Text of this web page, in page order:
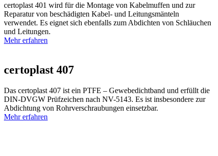
certoplast 401 wird für die Montage von Kabelmuffen und zur
Reparatur von beschädigten Kabel- und Leitungsmänteln
verwendet. Es eignet sich ebenfalls zum Abdichten von Schläuchen
und Leitungen.
Mehr erfahren
certoplast 407
Das certoplast 407 ist ein PTFE – Gewebedichtband und erfüllt die
DIN-DVGW Prüfzeichen nach NV-5143. Es ist insbesondere zur
Abdichtung von Rohrverschraubungen einsetzbar.
Mehr erfahren